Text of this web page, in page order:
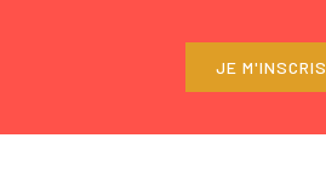
JE M'INSCRIS